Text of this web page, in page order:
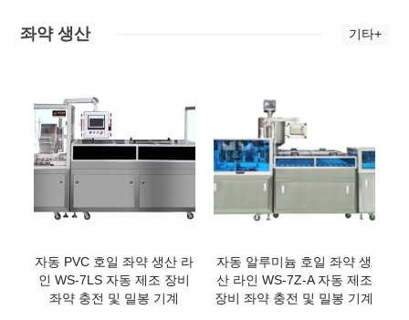
좌약 생산 기타+
자동 PVC 호일 좌약 생산 라
인 WS-7LS 자동 제조 장비
좌약 충전 및 밀봉 기계
자동 알루미늄 호일 좌약 생
산 라인 WS-7Z-A 자동 제조
장비 좌약 충전 및 밀봉 기계